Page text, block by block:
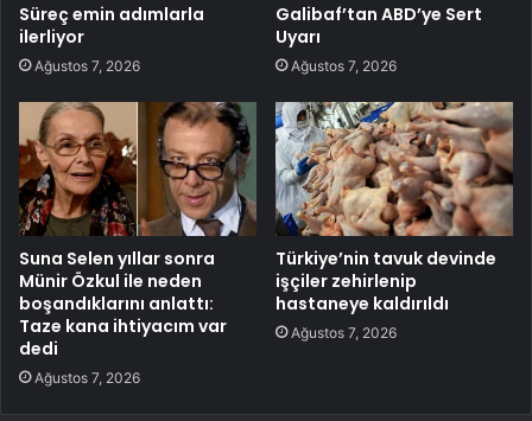
Süreç emin adımlarla
ilerliyor
Ağustos 7, 2026
Galibaf’tan ABD’ye Sert
Uyarı
Ağustos 7, 2026
Suna Selen yıllar sonra
Münir Özkul ile neden
boşandıklarını anlattı:
Taze kana ihtiyacım var
dedi
Ağustos 7, 2026
Türkiye’nin tavuk devinde
işçiler zehirlenip
hastaneye kaldırıldı
Ağustos 7, 2026